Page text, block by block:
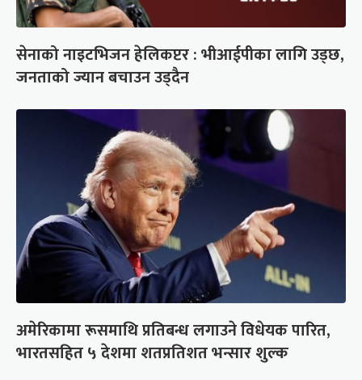
सेनाको नाइटभिजन हेलिकप्टर : भीआईपीका लागि उड्छ,
जनताको ज्यान बचाउन उड्दैन
अमेरिकामा रूसमाथि प्रतिबन्ध लगाउने विधेयक पारित,
भारतसहित ५ देशमा शतप्रतिशत भन्सार शुल्क